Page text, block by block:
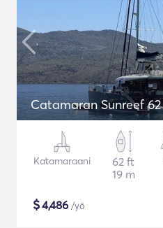
Catamaran Sunreef 62
Katamaraani
62 ft
19 m
$4,486 /yö